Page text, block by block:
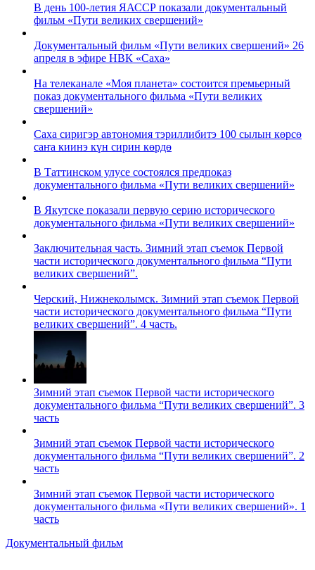
В день 100-летия ЯАССР показали документальный
фильм «Пути великих свершений»
Документальный фильм «Пути великих свершений» 26
апреля в эфире НВК «Саха»
На телеканале «Моя планета» состоится премьерный
показ документального фильма «Пути великих
свершений»
Саха сиригэр автономия тэриллибитэ 100 сылын көрсө
саҥа киинэ күн сирин көрдө
В Таттинском улусе состоялся предпоказ
документального фильма «Пути великих свершений»
В Якутске показали первую серию исторического
документального фильма «Пути великих свершений»
Заключительная часть. Зимний этап съемок Первой
части исторического документального фильма “Пути
великих свершений”.
Черский, Нижнеколымск. Зимний этап съемок Первой
части исторического документального фильма “Пути
великих свершений”. 4 часть.
Зимний этап съемок Первой части исторического
документального фильма “Пути великих свершений”. 3
часть
Зимний этап съемок Первой части исторического
документального фильма “Пути великих свершений”. 2
часть
Зимний этап съемок Первой части исторического
документального фильма «Пути великих свершений». 1
часть
Документальный фильм